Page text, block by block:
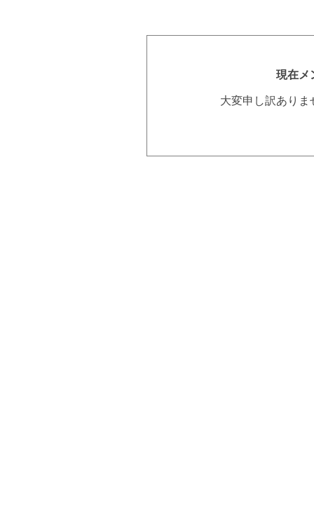
現在メ
大変申し訳あり